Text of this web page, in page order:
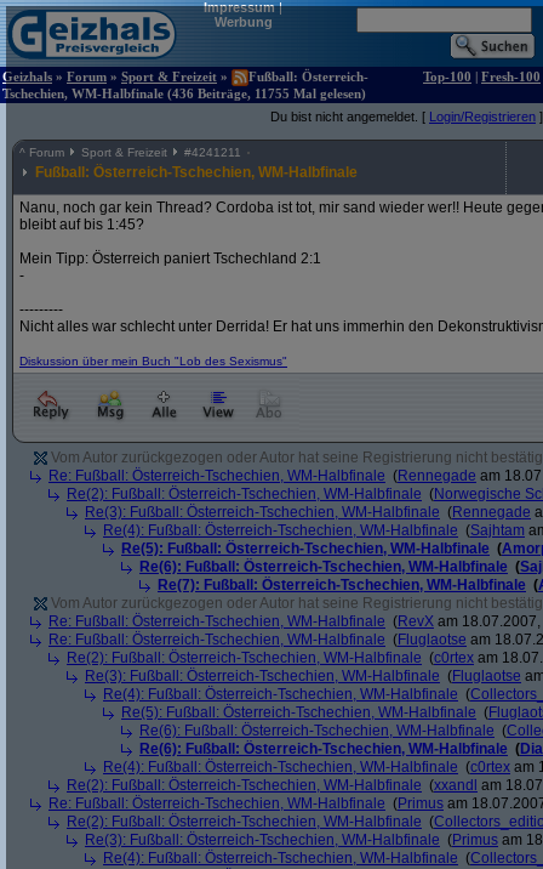
Impressum|
Werbung
Geizhals » Forum » Sport & Freizeit »
Fußball: Österreich-
Tschechien, WM-Halbfinale (436 Beiträge, 11755 Mal gelesen)
Top-100 | Fresh-100
Du bist nicht angemeldet. [ Login/Registrieren ]
^ Forum Sport & Freizeit #4241211
Fußball: Österreich-Tschechien, WM-Halbfinale
Nanu, noch gar kein Thread? Cordoba ist tot, mir sand wieder wer!! Heute
bleibt auf bis 1:45?
Mein Tipp: Österreich paniert Tschechland 2:1
-
---------
Nicht alles war schlecht unter Derrida! Er hat uns immerhin den
Diskussion über mein Buch "Lob des Sexismus"
Vom Autor zurückgezogen oder Autor hat seine Registrierung nicht
Re: Fußball: Österreich-Tschechien, WM-Halbfinale (Rennegade am
Re(2): Fußball: Österreich-Tschechien, WM-Halbfinale (Norwegische
Re(3): Fußball: Österreich-Tschechien, WM-Halbfinale (Rennegade
Re(4): Fußball: Österreich-Tschechien, WM-Halbfinale (Sajhtam
Re(5): Fußball: Österreich-Tschechien, WM-Halbfinale (
Re(6): Fußball: Österreich-Tschechien, WM-Halbfinale (
Re(7): Fußball: Österreich-Tschechien, WM-Halbfinale (
Vom Autor zurückgezogen oder Autor hat seine Registrierung nicht
Re: Fußball: Österreich-Tschechien, WM-Halbfinale (RevX am
Re: Fußball: Österreich-Tschechien, WM-Halbfinale (Fluglaotse am
Re(2): Fußball: Österreich-Tschechien, WM-Halbfinale (c0rtex am
Re(3): Fußball: Österreich-Tschechien, WM-Halbfinale (Fluglaotse
Re(4): Fußball: Österreich-Tschechien, WM-Halbfinale (
Re(5): Fußball: Österreich-Tschechien, WM-Halbfinale (
Re(6): Fußball: Österreich-Tschechien, WM-Halbfinale (
Re(6): Fußball: Österreich-Tschechien, WM-Halbfinale (
Re(4): Fußball: Österreich-Tschechien, WM-Halbfinale (c0rtex am
Re(2): Fußball: Österreich-Tschechien, WM-Halbfinale (xxandl am
Re: Fußball: Österreich-Tschechien, WM-Halbfinale (Primus am
Re(2): Fußball: Österreich-Tschechien, WM-Halbfinale (
Re(3): Fußball: Österreich-Tschechien, WM-Halbfinale (Primus am
Re(4): Fußball: Österreich-Tschechien, WM-Halbfinale (